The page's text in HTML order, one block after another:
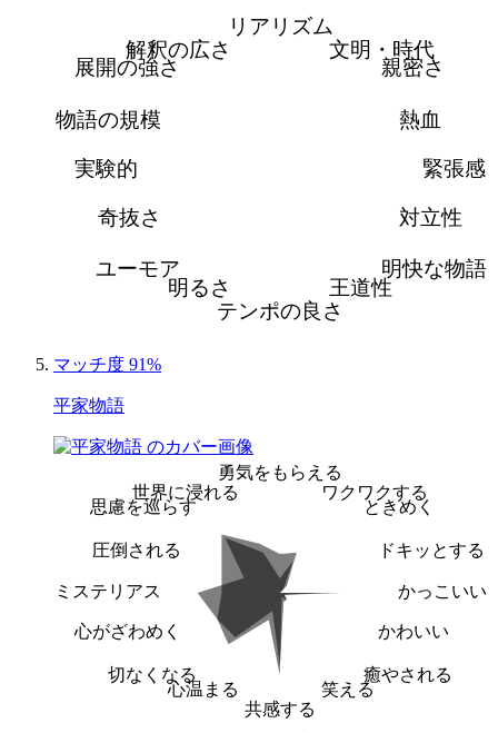
リアリズム
文明・時代
親密さ
熱血
緊張感
対立性
明快な物語
王道性
テンポの良さ
明るさ
ユーモア
奇抜さ
実験的
物語の規模
展開の強さ
解釈の広さ
マッチ度 91%
平家物語
勇気をもらえる
ワクワクする
ときめく
ドキッとする
かっこいい
かわいい
癒やされる
笑える
共感する
心温まる
切なくなる
心がざわめく
ミステリアス
圧倒される
思慮を巡らす
世界に浸れる